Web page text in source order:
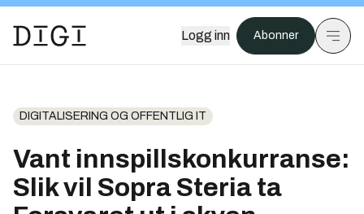
Logg inn Abonner
DIGITALISERING OG OFFENTLIG IT
Vant innspillskonkurranse:
Slik vil Sopra Steria ta